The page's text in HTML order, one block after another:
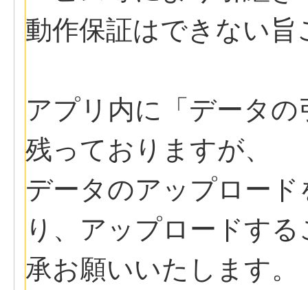
動作保証はできない
アプリ内に「データ
残っておりますが、
データのアップロー
り、アップロードす
承お願いいたします。